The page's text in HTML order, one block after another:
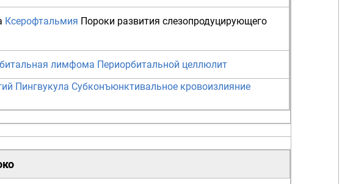
Ксерофтальмия Пороки развития слезопродуцирующего
лимфома Периорбитальной целлюлит
Пингвукула Субконъюнктивальное кровоизлияние